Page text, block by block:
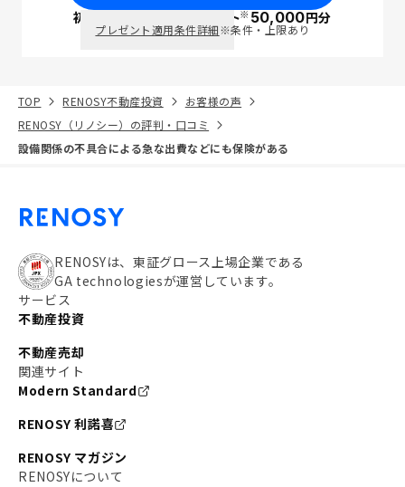
初回面談で ポイント※50,000円分
プレゼント適用条件詳細※条件・上限あり
TOP RENOSY不動産投資
お客様の声
RENOSY（リノシー）の評判・口コミ
設備関係の不具合による急な出費などにも保険がある
RENOSYは、東証グロース上場企業である
GA technologiesが運営しています。
サービス
不動産投資
不動産売却
関連サイト
Modern Standard
RENOSY 利諾喜
RENOSY マガジン
RENOSYについて